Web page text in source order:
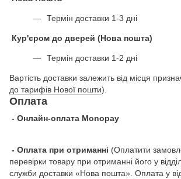
Термін доставки 1-3 дні
Кур'єром до дверей (Нова пошта)
Термін доставки 1-2 дні
Вартість доставки залежить від місця
до тарифів Нової пошти).
Оплата
- Онлайн-оплата Monopay
- Оплата при отриманні (Оплатити
перевірки товару при отриманні його у
служби доставки «Нова пошта». Оплата у